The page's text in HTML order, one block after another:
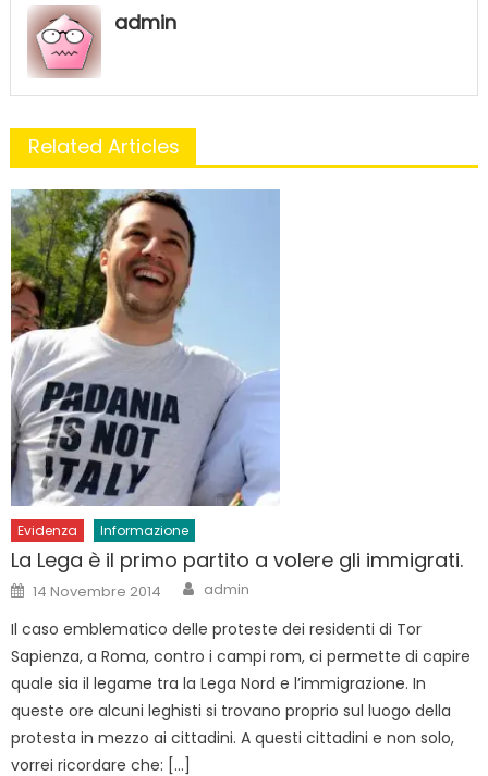
admin
Related Articles
Evidenza Informazione
La Lega è il primo partito a volere gli immigrati.
Posted
on
14 Novembre 2014 Author
admin
Il caso emblematico delle proteste dei residenti di Tor
Sapienza, a Roma, contro i campi rom, ci permette di capire
quale sia il legame tra la Lega Nord e l’immigrazione. In
queste ore alcuni leghisti si trovano proprio sul luogo della
protesta in mezzo ai cittadini. A questi cittadini e non solo,
vorrei ricordare che: […]